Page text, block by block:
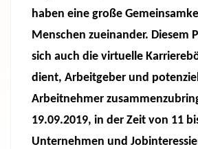
haben eine große
Menschen zueinander. Diesem
sich auch die virtuelle
dient, Arbeitgeber und
Arbeitnehmer
19.09.2019, in der Zeit von 11
Unternehmen und